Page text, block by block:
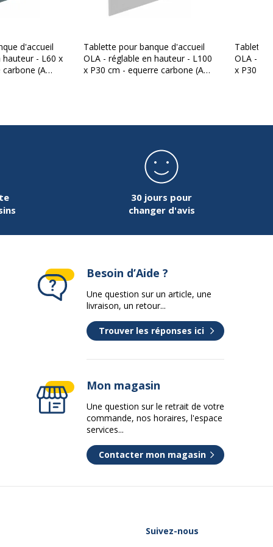
Rectangulaire
140 cm
1
nc
5 ans
d'accueil
hauteur - L60 x
carbone (A
Tablette pour banque d'accueil
OLA - réglable en hauteur - L100
x P30 cm - equerre carbone (A
Tablette
OLA -
x P30
30 jours pour
changer d'avis
Besoin d’Aide ?
Une question sur un article, une
livraison, un retour...
Trouver les réponses ici
Mon magasin
Une question sur le retrait de votre
commande, nos horaires, l'espace
services...
Contacter mon magasin
Suivez-nous